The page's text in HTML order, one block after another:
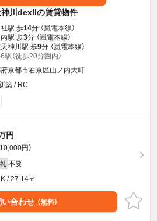
川dexIIの賃貸物件
駅 歩14分 （嵐電本線）
駅 歩3分 （嵐電本線）
神川駅 歩9分 （嵐電本線）
駅（徒歩20分圏内）
京都市右京区山ノ内大町
築 / RC
円
円）
礼 不要
/ 27.14㎡
い合わせ （無料）